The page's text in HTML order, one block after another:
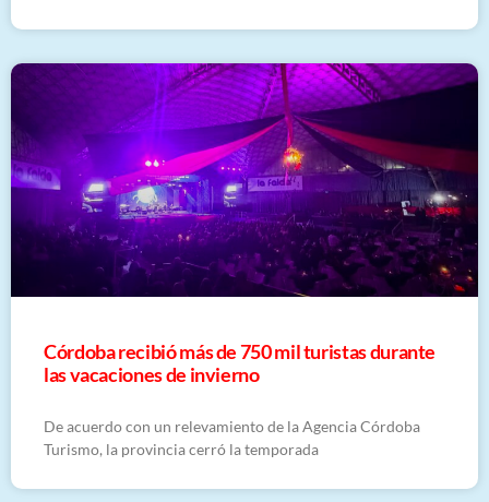
Córdoba recibió más de 750 mil turistas durante
las vacaciones de invierno
De acuerdo con un relevamiento de la Agencia Córdoba
Turismo, la provincia cerró la temporada